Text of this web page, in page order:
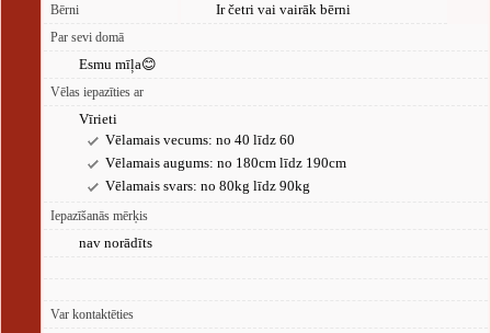
Bērni Ir četri vai vairāk bērni
Par sevi domā
Esmu mīļa😊
Vēlas iepazīties ar
Vīrieti
Vēlamais vecums: no 40 līdz 60
Vēlamais augums: no 180cm līdz 190cm
Vēlamais svars: no 80kg līdz 90kg
Iepazīšanās mērķis
nav norādīts
Var kontaktēties